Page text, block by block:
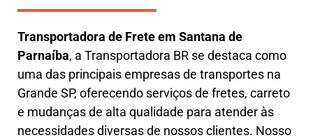
Transportadora de Frete em Santana de
Parnaíba, a Transportadora BR se destaca como
uma das principais empresas de transportes na
Grande SP, oferecendo serviços de fretes, carreto
e mudanças de alta qualidade para atender às
necessidades diversas de nossos clientes. Nosso